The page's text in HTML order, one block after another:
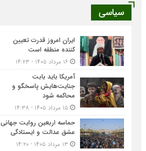
سیاسی
ایران امروز قدرت تعیین
کننده منطقه است
آمریکا باید بابت
جنایت‌هایش پاسخگو و
محاکمه شود
حماسه اربعین روایت جهانی
عشق عدالت و ایستادگی